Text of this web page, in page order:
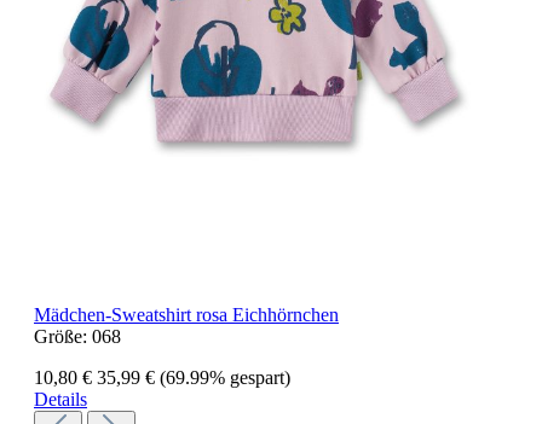
Mädchen-Sweatshirt rosa Eichhörnchen
Größe: 068
10,80 € 35,99 € (69.99% gespart)
Details